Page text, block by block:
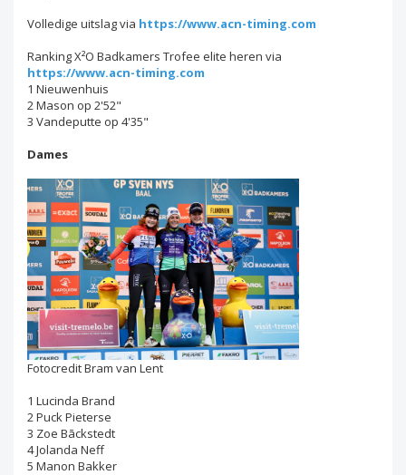
Volledige uitslag via https://www.acn-timing.com
Ranking X²O Badkamers Trofee elite heren via
https://www.acn-timing.com
1 Nieuwenhuis
2 Mason op 2'52"
3 Vandeputte op 4'35"
Dames
Fotocredit Bram van Lent
1 Lucinda Brand
2 Puck Pieterse
3 Zoe Bāckstedt
4 Jolanda Neff
5 Manon Bakker